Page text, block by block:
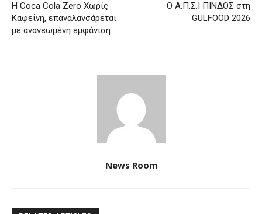
Η Coca Cola Zero Χωρίς
Καφεΐνη, επαναλανσάρεται
με ανανεωμένη εμφάνιση
Ο Α.Π.Σ.Ι ΠΙΝΔΟΣ στη
GULFOOD 2026
News Room